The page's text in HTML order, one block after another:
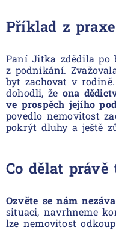
Příklad z praxe
Paní Jitka zdědila
z podnikání.
byt zachovat v
dohodli, že ona
ve prospěch jejího
povedlo nemovitost
pokrýt dluhy a ještě
Co dělat právě
Ozvěte se nám
situaci, navrhneme
lze nemovitost